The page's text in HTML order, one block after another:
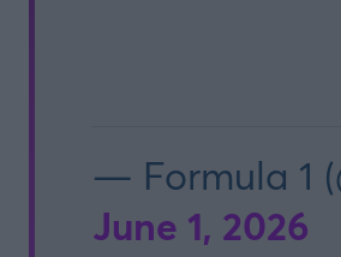
— Formula 1
June 1, 2026